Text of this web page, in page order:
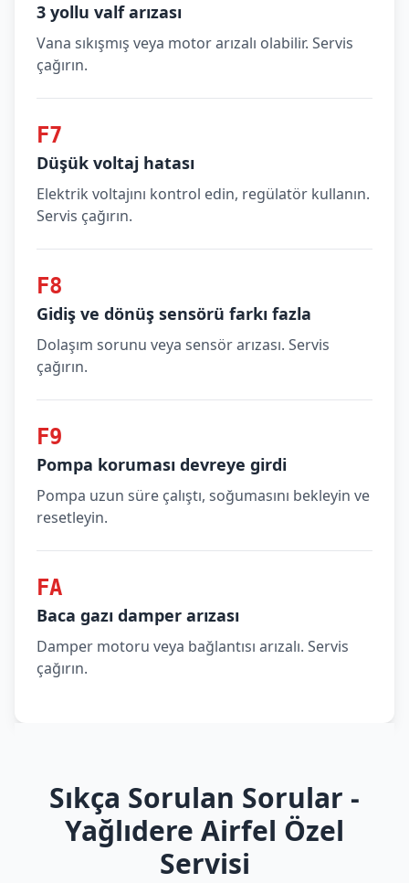
3 yollu valf arızası
Vana sıkışmış veya motor arızalı olabilir. Servis
çağırın.
F7
Düşük voltaj hatası
Elektrik voltajını kontrol edin, regülatör kullanın.
Servis çağırın.
F8
Gidiş ve dönüş sensörü farkı fazla
Dolaşım sorunu veya sensör arızası. Servis
çağırın.
F9
Pompa koruması devreye girdi
Pompa uzun süre çalıştı, soğumasını bekleyin ve
resetleyin.
FA
Baca gazı damper arızası
Damper motoru veya bağlantısı arızalı. Servis
çağırın.
Sıkça Sorulan Sorular -
Yağlıdere Airfel Özel
Servisi